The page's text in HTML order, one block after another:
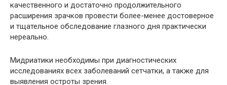
качественного и достаточно продолжительного
расширения зрачков провести более-менее достоверное
и тщательное обследование глазного дня практически
нереально.
Мидриатики необходимы при диагностических
исследованиях всех заболеваний сетчатки, а также для
выявления остроты зрения.